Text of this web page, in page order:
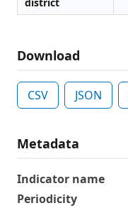
Download
CSV JSON
Metadata
Indicator name
Periodicity